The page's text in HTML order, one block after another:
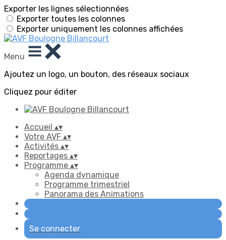
Exporter les lignes sélectionnées
Exporter toutes les colonnes
Exporter uniquement les colonnes affichées
Menu
Ajoutez un logo, un bouton, des réseaux sociaux
Cliquez pour éditer
Accueil ▴▾
Votre AVF ▴▾
Activités ▴▾
Reportages ▴▾
Programme ▴▾
Agenda dynamique
Programme trimestriel
Panorama des Animations
Se connecter